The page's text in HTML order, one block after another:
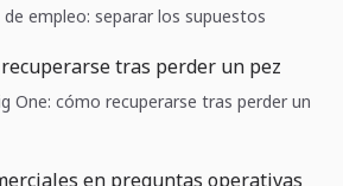
empleo: separar los supuestos
tras perder un pez
One: cómo recuperarse tras perder un
en preguntas operativas